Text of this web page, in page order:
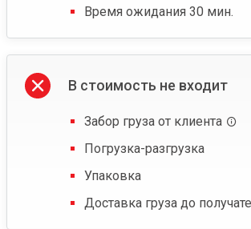
Время ожидания 30 мин.
В стоимость не входит
Забор груза от клиента
Погрузка-разгрузка
Упаковка
Доставка груза до